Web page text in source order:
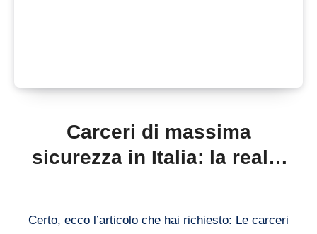
Carceri di massima
sicurezza in Italia: la realtà
Certo, ecco l’articolo che hai richiesto: Le carceri